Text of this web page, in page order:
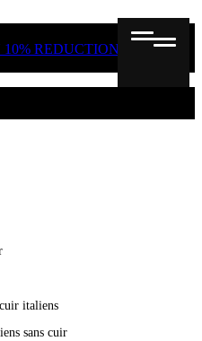
10% REDUCTION
italiens
sans cuir